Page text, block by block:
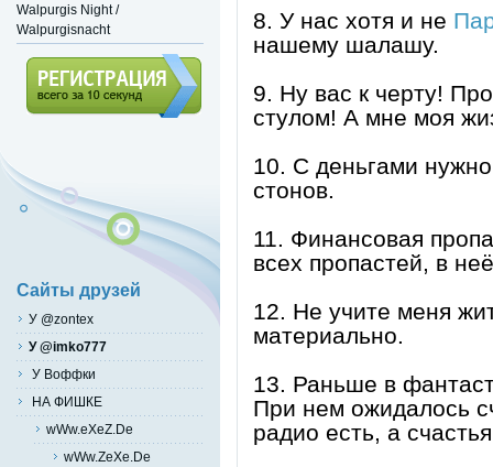
8. У нас хотя и не
нашему шалашу.
9. Ну вас к черту!
стулом! А мне моя
10. С деньгами нужно
стонов.
11. Финансовая
всех пропастей, в
12. Не учите меня
материально.
13. Раньше в
При нем ожидалось
радио есть, а
Walpurgis Night /
Walpurgisnacht
Сайты друзей
У @zontex
У @imko777
У Воффки
НА ФИШКЕ
wWw.eXeZ.De
wWw.ZeXe.De